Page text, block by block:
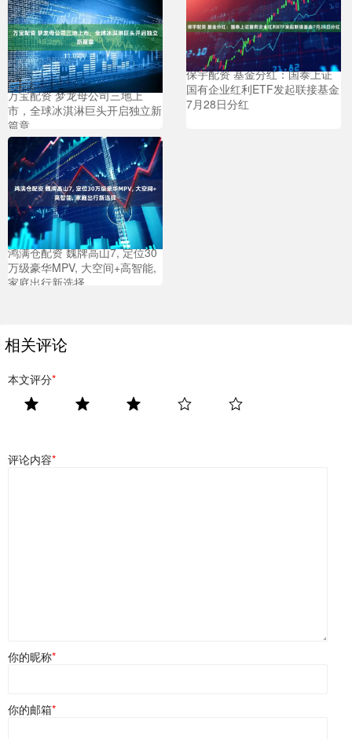
万宝配资 梦龙母公司三地上
市，全球冰淇淋巨头开启独立新
篇章
保宇配资 基金分红：国泰上证
国有企业红利ETF发起联接基金
7月28日分红
鸿满仓配资 魏牌高山7, 定位30
万级豪华MPV, 大空间+高智能,
家庭出行新选择
相关评论
本文评分*
评论内容*
你的昵称*
你的邮箱*